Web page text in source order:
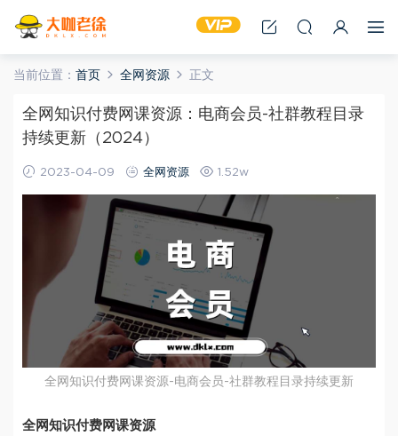
当前位置： 首页 全网资源 正文
全网知识付费网课资源：电商会员-社群教程目录
持续更新（2024）
2023-04-09 全网资源 1.52w
全网知识付费网课资源-电商会员-社群教程目录持续更新
全网知识付费网课资源